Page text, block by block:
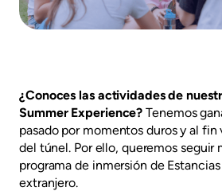
¿Conoces las actividades de
Summer Experience? Tenemos
pasado por momentos duros y al fin
del túnel. Por ello, queremos seguir
programa de inmersión de
extranjero.